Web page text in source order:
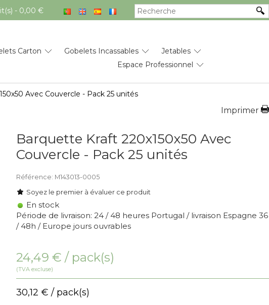
- 0,00 €
Carton Gobelets Incassables
Jetables
Espace Professionnel
Avec Couvercle - Pack 25 unités
Imprimer
Barquette Kraft 220x150x50 Avec
Couvercle - Pack 25 unités
Référence: M143013-0005
Soyez le premier à évaluer ce produit
En stock
Période de livraison: 24 / 48 heures Portugal / livraison Espagne 36
/ 48h / Europe jours ouvrables
24,49 € / pack(s)
(TVA excluse)
30,12 € / pack(s)